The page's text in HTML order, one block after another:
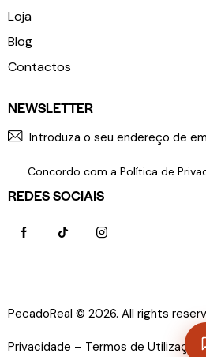
Loja
Blog
Contactos
NEWSLETTER
Concordo com a Política de
REDES SOCIAIS
PecadoReal © 2026. All
Privacidade – Termos de